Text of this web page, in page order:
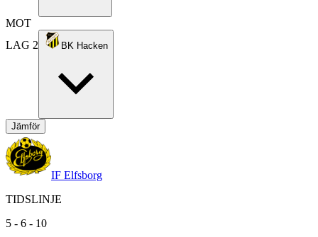
MOT
LAG 2
BK Hacken
Jämför
IF Elfsborg
TIDSLINJE
5 - 6 - 10